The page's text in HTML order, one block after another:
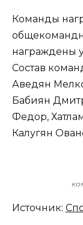
Команды
награждены
Состав
Аведян
Бабиян
Федор,
Калугян
Источник: